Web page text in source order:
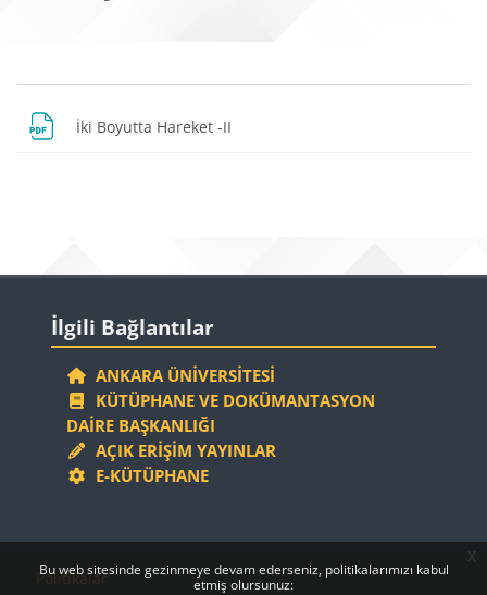
Bu web sitesinde gezinmeye devam ederseniz, politikalarımızı kabul
etmiş olursunuz:
x
Bloklar
Bölüm anahatları
İki Boyutta Hareket -II
Bloklar
İlgili Bağlantılar
ANKARA ÜNIVERSITESI
KÜTÜPHANE VE DOKÜMANTASYON
DAIRE BAŞKANLIĞI
AÇIK ERIŞIM YAYINLAR
E-KÜTÜPHANE
Bloklar
Bloklar
Politikalar